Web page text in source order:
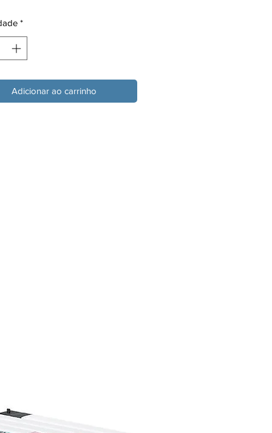
*
Adicionar ao carrinho